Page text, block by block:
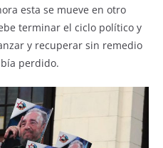
esta se mueve en otro
terminar el ciclo político y
y recuperar sin remedio
perdido.